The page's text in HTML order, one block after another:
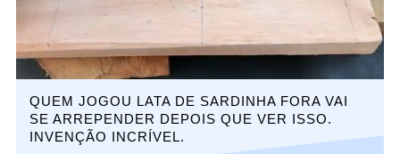
QUEM JOGOU LATA DE SARDINHA FORA VAI
SE ARREPENDER DEPOIS QUE VER ISSO.
INVENÇÃO INCRÍVEL.